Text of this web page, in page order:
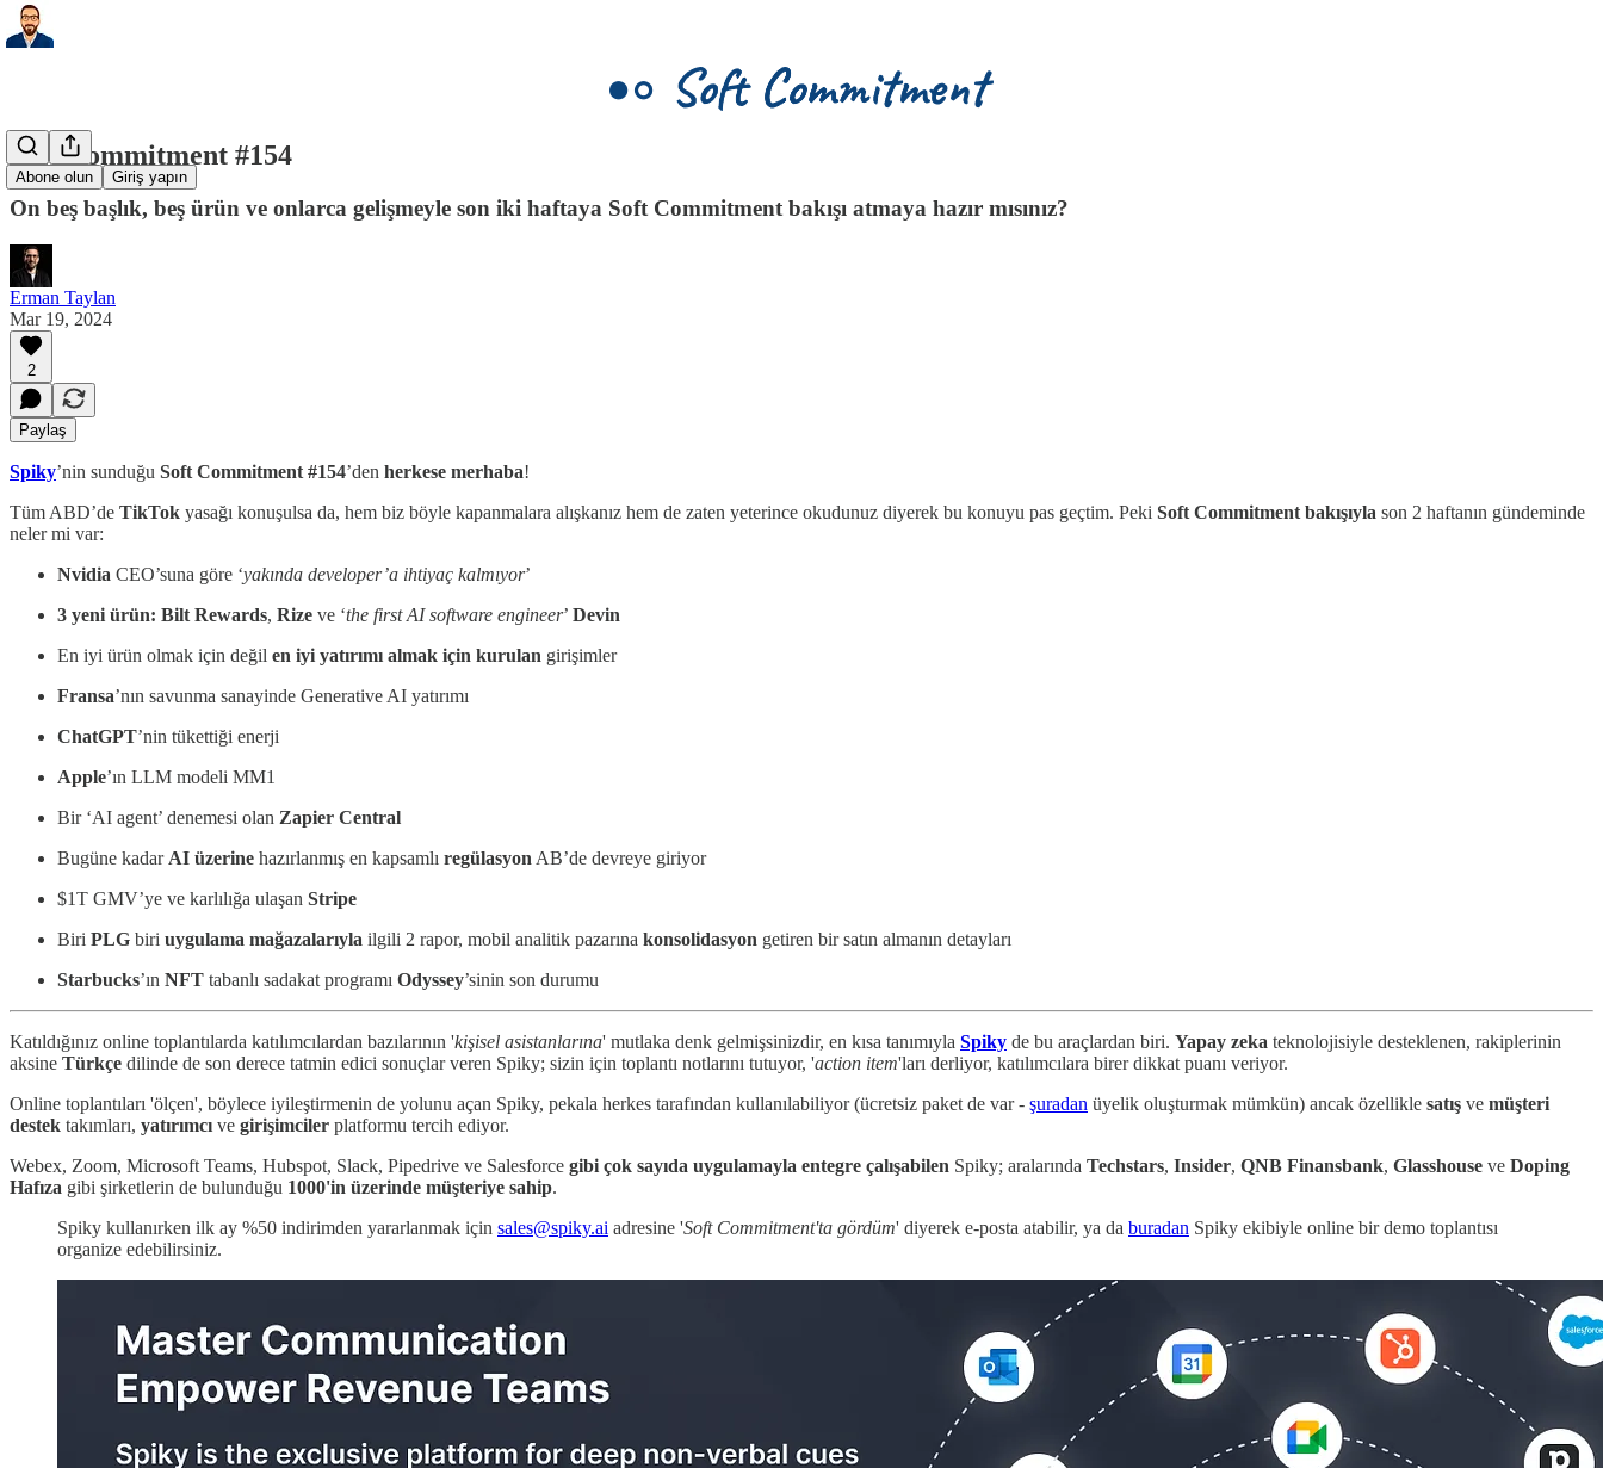
Abone olun Giriş yapın
Soft Commitment #154
On beş başlık, beş ürün ve onlarca gelişmeyle son iki haftaya Soft Commitment bakışı atmaya hazır mısınız?
Erman Taylan
Mar 19, 2024
2
Paylaş
Spiky’nin sunduğu Soft Commitment #154’den herkese merhaba!
Tüm ABD’de TikTok yasağı konuşulsa da, hem biz böyle kapanmalara alışkanız hem de zaten yeterince okudunuz diyerek bu konuyu pas geçtim. Peki Soft Commitment bakışıyla son 2 haftanın gündeminde
neler mi var:
Nvidia CEO’suna göre ‘yakında developer’a ihtiyaç kalmıyor’
3 yeni ürün: Bilt Rewards, Rize ve ‘the first AI software engineer’ Devin
En iyi ürün olmak için değil en iyi yatırımı almak için kurulan girişimler
Fransa’nın savunma sanayinde Generative AI yatırımı
ChatGPT’nin tükettiği enerji
Apple’ın LLM modeli MM1
Bir ‘AI agent’ denemesi olan Zapier Central
Bugüne kadar AI üzerine hazırlanmış en kapsamlı regülasyon AB’de devreye giriyor
$1T GMV’ye ve karlılığa ulaşan Stripe
Biri PLG biri uygulama mağazalarıyla ilgili 2 rapor, mobil analitik pazarına konsolidasyon getiren bir satın almanın detayları
Starbucks’ın NFT tabanlı sadakat programı Odyssey’sinin son durumu
Katıldığınız online toplantılarda katılımcılardan bazılarının 'kişisel asistanlarına' mutlaka denk gelmişsinizdir, en kısa tanımıyla Spiky de bu araçlardan biri. Yapay zeka teknolojisiyle desteklenen, rakiplerinin
aksine Türkçe dilinde de son derece tatmin edici sonuçlar veren Spiky; sizin için toplantı notlarını tutuyor, 'action item'ları derliyor, katılımcılara birer dikkat puanı veriyor.
Online toplantıları 'ölçen', böylece iyileştirmenin de yolunu açan Spiky, pekala herkes tarafından kullanılabiliyor (ücretsiz paket de var - şuradan üyelik oluşturmak mümkün) ancak özellikle satış ve müşteri
destek takımları, yatırımcı ve girişimciler platformu tercih ediyor.
Webex, Zoom, Microsoft Teams, Hubspot, Slack, Pipedrive ve Salesforce gibi çok sayıda uygulamayla entegre çalışabilen Spiky; aralarında Techstars, Insider, QNB Finansbank, Glasshouse ve Doping
Hafıza gibi şirketlerin de bulunduğu 1000'in üzerinde müşteriye sahip.
Spiky kullanırken ilk ay %50 indirimden yararlanmak için sales@spiky.ai adresine 'Soft Commitment'ta gördüm' diyerek e-posta atabilir, ya da buradan Spiky ekibiyle online bir demo toplantısı
organize edebilirsiniz.